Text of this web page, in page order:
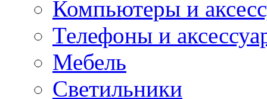
Компьютеры и
Телефоны и
Мебель
Светильники